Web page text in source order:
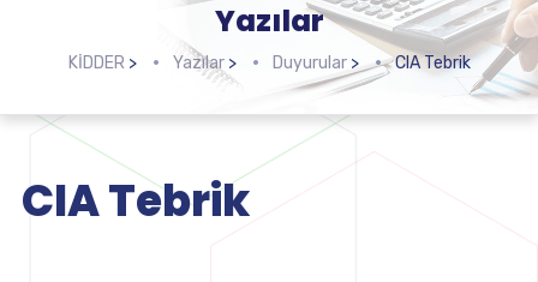
Yazılar
KİDDER > Yazılar> Duyurular> CIA Tebrik
CIA Tebrik